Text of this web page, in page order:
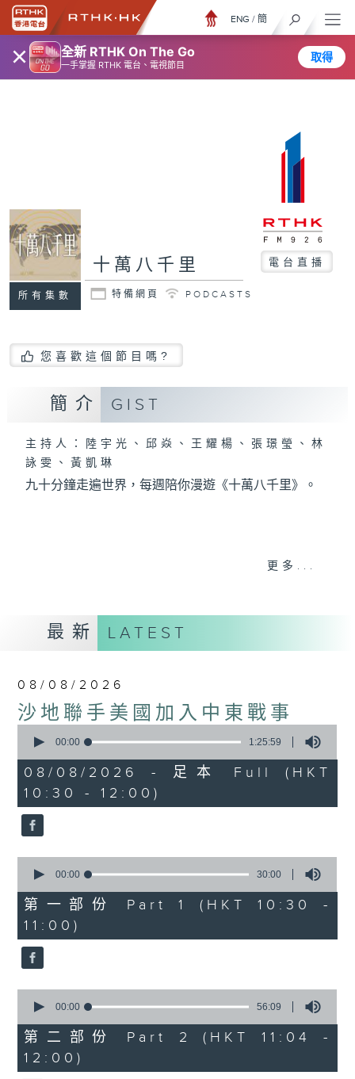
× 全新 RTHK On The Go
一手掌握 RTHK 電台、電視節目
取得
ENG / 簡
所有集數
十萬八千里 電台直播
特備網頁 PODCASTS
您喜歡這個節目嗎?
簡介 GIST
主持人：陸宇光、邱焱、王耀楊、張璟瑩、林
詠雯、黃凱琳
九十分鐘走遍世界，每週陪你漫遊《十萬八千里》。
更多...
最新 LATEST
08/08/2026
沙地聯手美國加入中東戰事
seconds
1
hour,
25
minutes,
59
seconds
00:00 1:25:59
08/08/2026 - 足本 Full (HKT
10:30 - 12:00)
seconds
30
minutes,
0
seconds
00:00 30:00
第一部份 Part 1 (HKT 10:30 -
11:00)
seconds
56
minutes,
9
seconds
00:00 56:09
第二部份 Part 2 (HKT 11:04 -
12:00)